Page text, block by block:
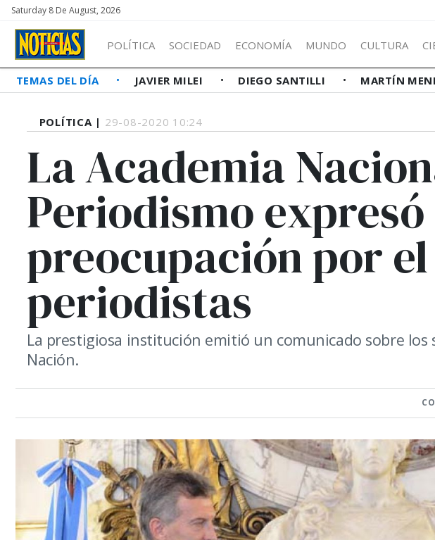
Saturday 8 De August, 2026
POLÍTICA SOCIEDAD ECONOMÍA MUNDO CULTURA
TEMAS DEL DÍA JAVIER MILEI DIEGO SANTILLI MARTÍN
POLÍTICA | 29-08-2020 10:24
La Academia
Periodismo expresó
preocupación por
periodistas
La prestigiosa institución emitió un comunicado sobre los
Nación.